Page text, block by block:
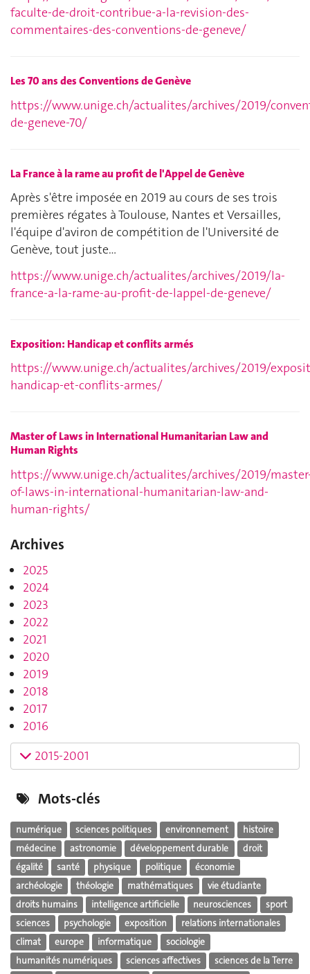
faculte-de-droit-contribue-a-la-revision-des-
commentaires-des-conventions-de-geneve/
Les 70 ans des Conventions de Genève
https://www.unige.ch/actualites/archives/2019/
de-geneve-70/
La France à la rame au profit de l'Appel de Genève
Après s'être imposée en 2019 au cours de ses trois
premières régates à Toulouse, Nantes et Versailles,
l'équipe d'aviron de compétition de l'Université de
Genève, tout juste…
https://www.unige.ch/actualites/archives/2019/la-
france-a-la-rame-au-profit-de-lappel-de-geneve/
Exposition: Handicap et conflits armés
https://www.unige.ch/actualites/archives/2019/
handicap-et-conflits-armes/
Master of Laws in International Humanitarian Law and
Human Rights
https://www.unige.ch/actualites/archives/2019/
of-laws-in-international-humanitarian-law-and-
human-rights/
Archives
2025
2024
2023
2022
2021
2020
2019
2018
2017
2016
2015-2001
Mots-clés
numérique sciences politiques environnement
histoire
médecine
astronomie développement durable
droit
égalité
santé physique politique
économie
archéologie
théologie mathématiques
vie étudiante
droits humains
intelligence artificielle neurosciences
sport
sciences
psychologie exposition
relations internationales
climat
europe informatique
sociologie
humanités numériques
sciences affectives
sciences de la Terre